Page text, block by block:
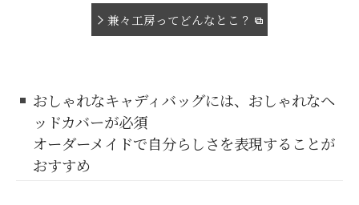
兼々工房ってどんなとこ？
おしゃれなキャディバッグには、おしゃれなヘ
ッドカバーが必須
オーダーメイドで自分らしさを表現することが
おすすめ